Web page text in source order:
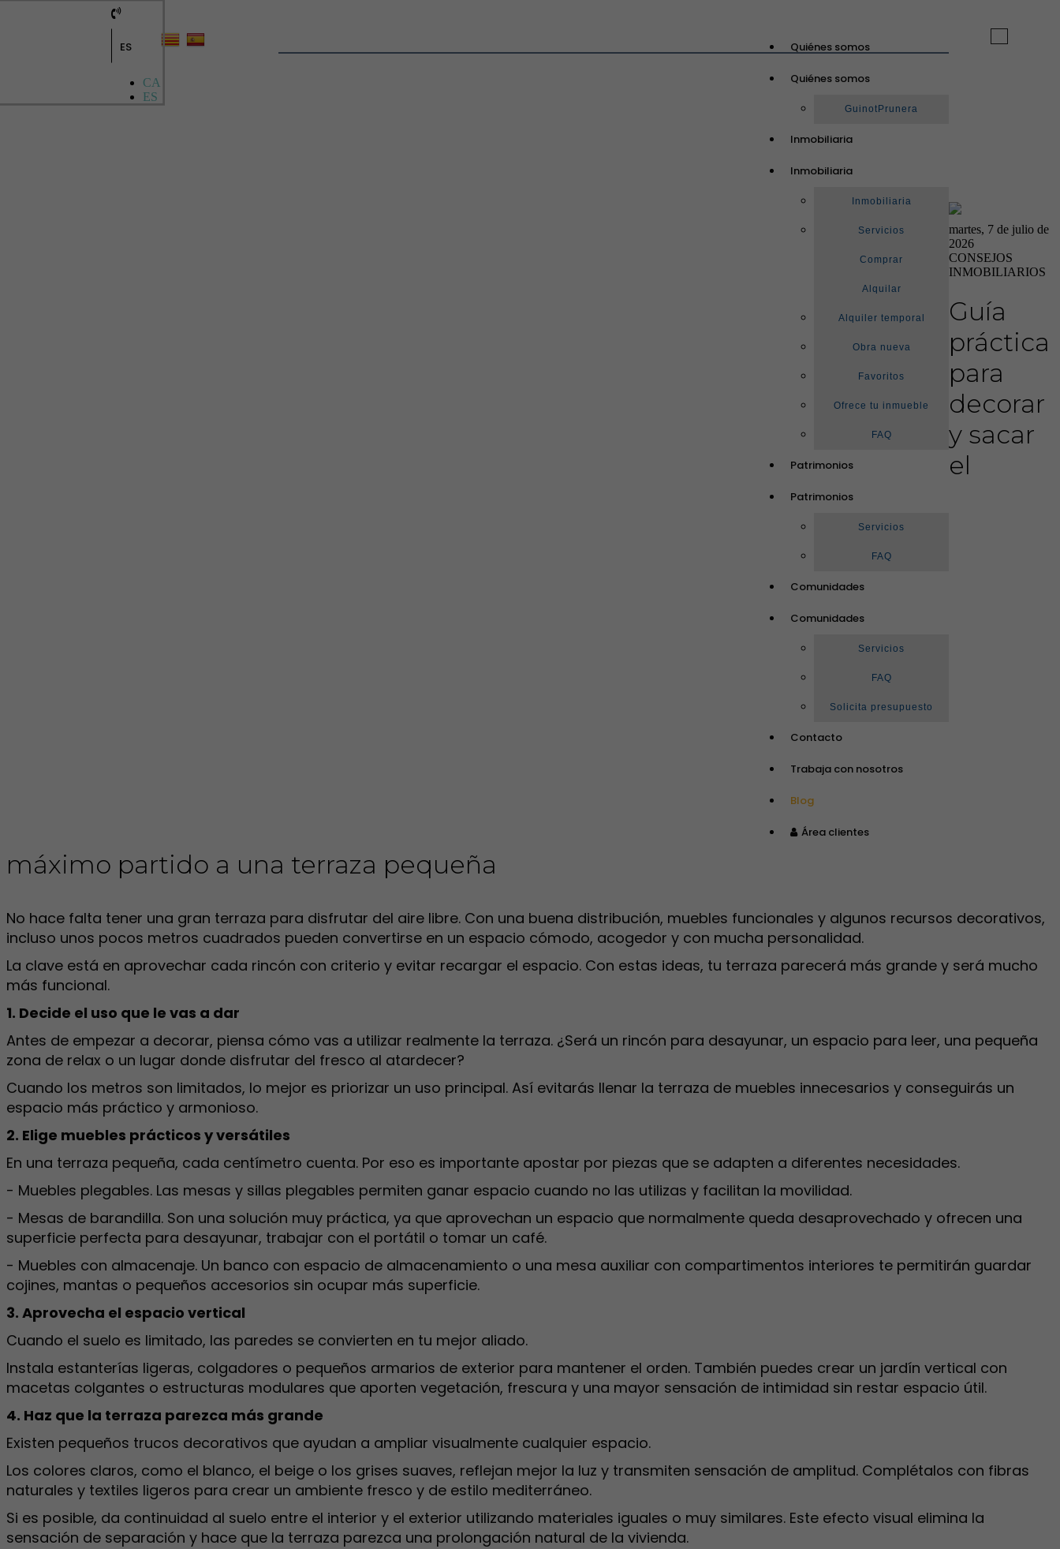
Toggle
Quiénes somos
Quiénes somos
GuinotPrunera
Inmobiliaria
Inmobiliaria
Inmobiliaria
Servicios
Comprar
Alquilar
Alquiler temporal
Obra nueva
Favoritos
Ofrece tu inmueble
FAQ
Patrimonios
Patrimonios
Servicios
FAQ
Comunidades
Comunidades
Servicios
FAQ
Solicita presupuesto
Contacto
Trabaja con nosotros
Blog
Área clientes
ES
CA
ES
martes, 7 de julio de
2026
CONSEJOS
INMOBILIARIOS
Guía
práctica
para
decorar
y sacar
el
máximo partido a una terraza pequeña
No hace falta tener una gran terraza para disfrutar del aire libre. Con una buena distribución, muebles funcionales y algunos recursos decorativos,
incluso unos pocos metros cuadrados pueden convertirse en un espacio cómodo, acogedor y con mucha personalidad.
La clave está en aprovechar cada rincón con criterio y evitar recargar el espacio. Con estas ideas, tu terraza parecerá más grande y será mucho
más funcional.
1. Decide el uso que le vas a dar
Antes de empezar a decorar, piensa cómo vas a utilizar realmente la terraza. ¿Será un rincón para desayunar, un espacio para leer, una pequeña
zona de relax o un lugar donde disfrutar del fresco al atardecer?
Cuando los metros son limitados, lo mejor es priorizar un uso principal. Así evitarás llenar la terraza de muebles innecesarios y conseguirás un
espacio más práctico y armonioso.
2. Elige muebles prácticos y versátiles
En una terraza pequeña, cada centímetro cuenta. Por eso es importante apostar por piezas que se adapten a diferentes necesidades.
- Muebles plegables. Las mesas y sillas plegables permiten ganar espacio cuando no las utilizas y facilitan la movilidad.
- Mesas de barandilla. Son una solución muy práctica, ya que aprovechan un espacio que normalmente queda desaprovechado y ofrecen una
superficie perfecta para desayunar, trabajar con el portátil o tomar un café.
- Muebles con almacenaje. Un banco con espacio de almacenamiento o una mesa auxiliar con compartimentos interiores te permitirán guardar
cojines, mantas o pequeños accesorios sin ocupar más superficie.
3. Aprovecha el espacio vertical
Cuando el suelo es limitado, las paredes se convierten en tu mejor aliado.
Instala estanterías ligeras, colgadores o pequeños armarios de exterior para mantener el orden. También puedes crear un jardín vertical con
macetas colgantes o estructuras modulares que aporten vegetación, frescura y una mayor sensación de intimidad sin restar espacio útil.
4. Haz que la terraza parezca más grande
Existen pequeños trucos decorativos que ayudan a ampliar visualmente cualquier espacio.
Los colores claros, como el blanco, el beige o los grises suaves, reflejan mejor la luz y transmiten sensación de amplitud. Complétalos con fibras
naturales y textiles ligeros para crear un ambiente fresco y de estilo mediterráneo.
Si es posible, da continuidad al suelo entre el interior y el exterior utilizando materiales iguales o muy similares. Este efecto visual elimina la
sensación de separación y hace que la terraza parezca una prolongación natural de la vivienda.